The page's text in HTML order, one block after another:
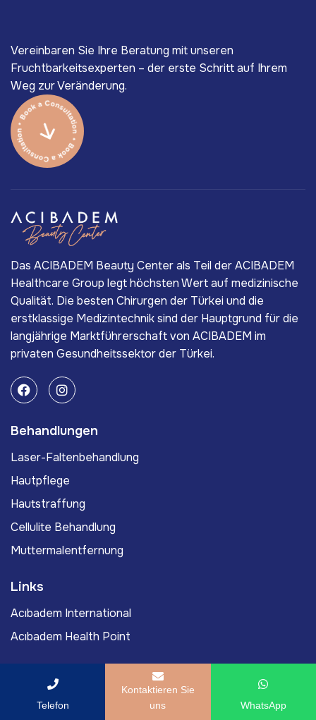
Vereinbaren Sie Ihre Beratung mit unseren
Fruchtbarkeitsexperten – der erste Schritt auf Ihrem
Weg zur Veränderung.
Das ACIBADEM Beauty Center als Teil der ACIBADEM
Healthcare Group legt höchsten Wert auf medizinische
Qualität. Die besten Chirurgen der Türkei und die
erstklassige Medizintechnik sind der Hauptgrund für die
langjährige Marktführerschaft von ACIBADEM im
privaten Gesundheitssektor der Türkei.
Behandlungen
Laser-Faltenbehandlung
Hautpflege
Hautstraffung
Cellulite Behandlung
Muttermalentfernung
Links
Acıbadem International
Acıbadem Health Point
Außerordentlicher Professor Dr. Med. Murat Yassa
Telefon
Kontaktieren Sie
uns
WhatsApp